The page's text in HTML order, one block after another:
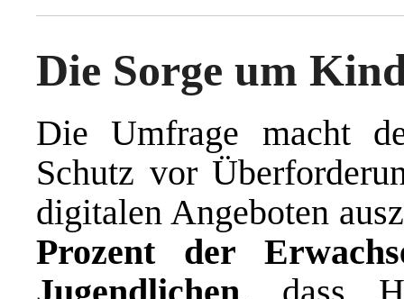
Die Sorge um
Die Umfrage macht
Schutz vor
digitalen Angeboten
Prozent der